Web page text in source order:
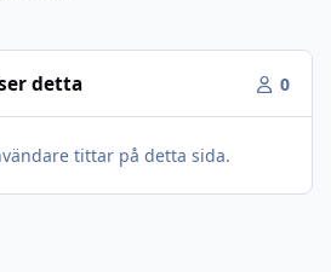
detta 0
tittar på detta sida.